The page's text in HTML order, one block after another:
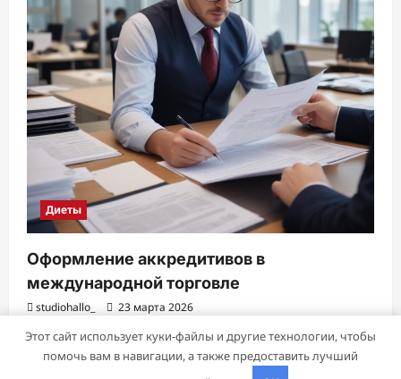
Диеты
Оформление аккредитивов в
международной торговле
studiohallo_ 23 марта 2026
Авторское право © 2026 Все права зарезервированы.
Этот сайт использует куки-файлы и другие технологии, чтобы
помочь вам в навигации, а также предоставить лучший